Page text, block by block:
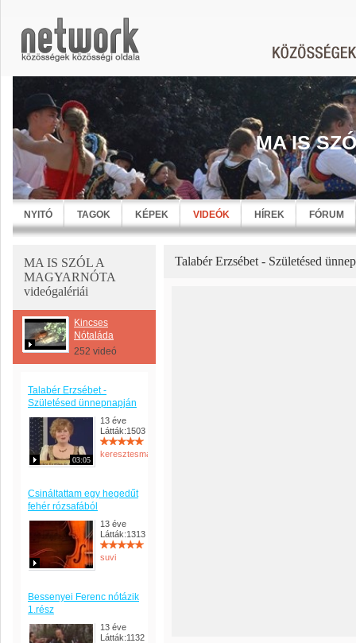
MA IS
NYITÓ TAGOK KÉPEK VIDEÓK HÍREK FÓRUM
MA IS SZÓL A
MAGYARNÓTA
videógalériái
Kincses
Nótaláda
252 videó
Talabér Erzsébet -
Születésed ünnepnapján
03:05
13 éve
Látták:1503
keresztesmanci
Csináltattam egy hegedűt
fehér rózsafából
13 éve
Látták:1313
suvi
Bessenyei Ferenc nótázik
1.rész
13 éve
Látták:1132
Talabér Erzsébet - Születésed